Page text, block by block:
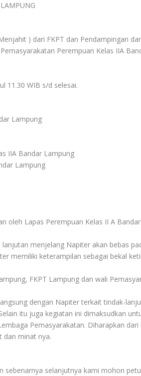
) dari FKPT dan Pendampingan
Perempuan Kelas IIA
11.30 WIB s/d selesai.
Lampung
IIA Bandar Lampung
Lampung
oleh Lapas Perempuan Kelas II A
menjelang Napiter akan bebas
memiliki keterampilan sebagai bekal
FKPT Lampung dan wali
dengan Napiter terkait tindak-
itu juga kegiatan ini dimaksudkan
Pemasyarakatan. Diharapkan
dan minat nya.
sebenarnya selanjutnya kami mohon